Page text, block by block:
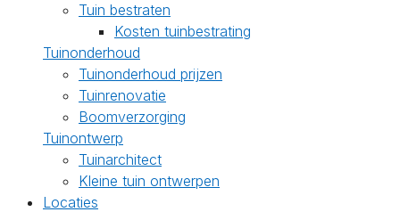
Tuin bestraten
Kosten tuinbestrating
Tuinonderhoud
Tuinonderhoud prijzen
Tuinrenovatie
Boomverzorging
Tuinontwerp
Tuinarchitect
Kleine tuin ontwerpen
Locaties